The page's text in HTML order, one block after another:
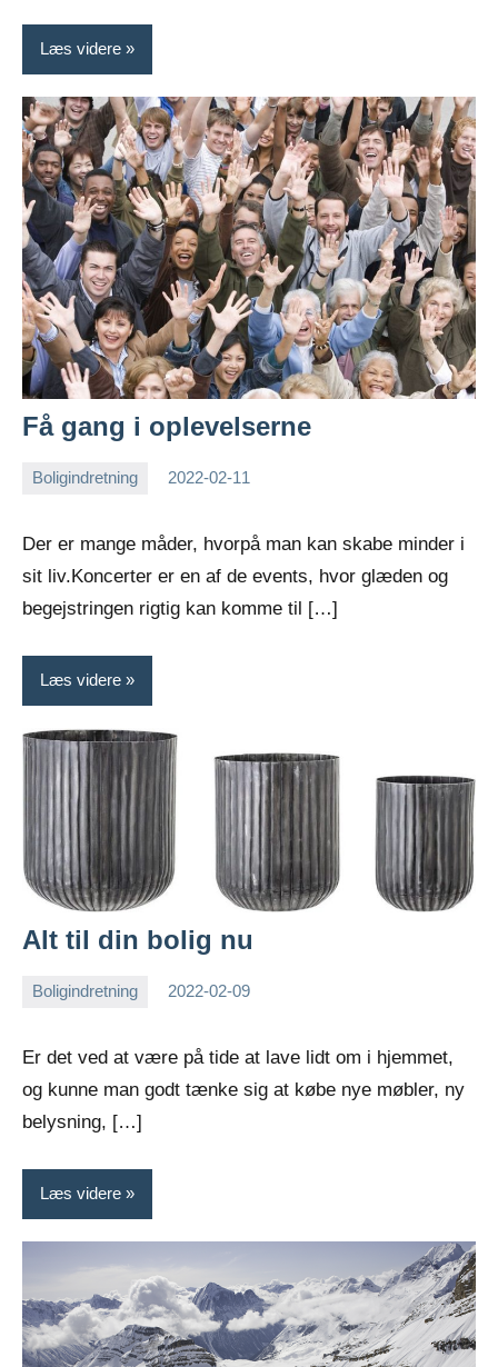
Læs videre
Få gang i oplevelserne
Boligindretning 2022-02-11
Esben
Der er mange måder, hvorpå man kan skabe minder i
sit liv.Koncerter er en af de events, hvor glæden og
begejstringen rigtig kan komme til […]
Læs videre
Alt til din bolig nu
Boligindretning 2022-02-09
Esben
Er det ved at være på tide at lave lidt om i hjemmet,
og kunne man godt tænke sig at købe nye møbler, ny
belysning, […]
Læs videre